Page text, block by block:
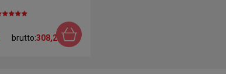
brutto:308,29 zł